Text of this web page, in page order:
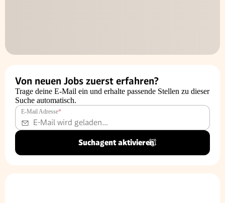
Von neuen Jobs zuerst erfahren?
Trage deine E-Mail ein und erhalte passende Stellen zu dieser
Suche automatisch.
E-Mail Adresse*
Suchagent aktivieren